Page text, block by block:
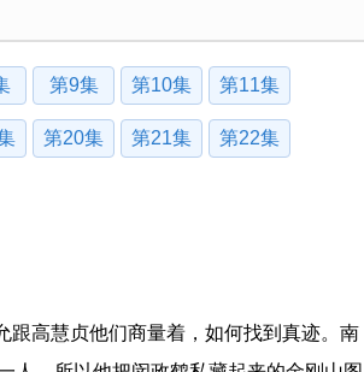
第9集 第10集 第11集
第20集 第21集 第22集
高慧贞他们商量着，如何找到真迹。南